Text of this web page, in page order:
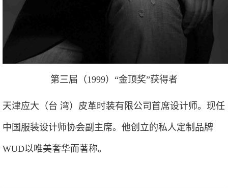
第三届（1999）“金顶奖”获得者
天津应大（台 湾）皮革时装有限公司首席设计师。现任
中国服装设计师协会副主席。他创立的私人定制品牌
WUD以唯美奢华而著称。